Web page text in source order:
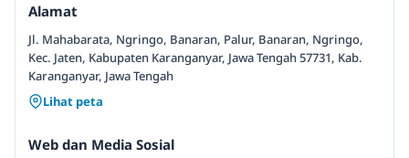
Alamat
Jl. Mahabarata, Ngringo, Banaran, Palur, Banaran, Ngringo,
Kec. Jaten, Kabupaten Karanganyar, Jawa Tengah 57731, Kab.
Karanganyar, Jawa Tengah
Lihat peta
Web dan Media Sosial